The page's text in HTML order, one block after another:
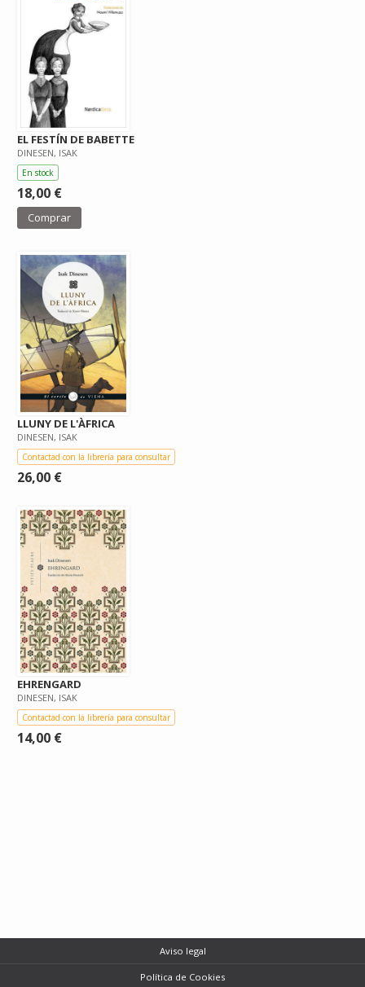
EL FESTÍN DE BABETTE
DINESEN, ISAK
En stock
18,00 €
Comprar
LLUNY DE L'ÀFRICA
DINESEN, ISAK
Contactad con la librería para consultar
26,00 €
EHRENGARD
DINESEN, ISAK
Contactad con la librería para consultar
14,00 €
Aviso legal
Política de Cookies